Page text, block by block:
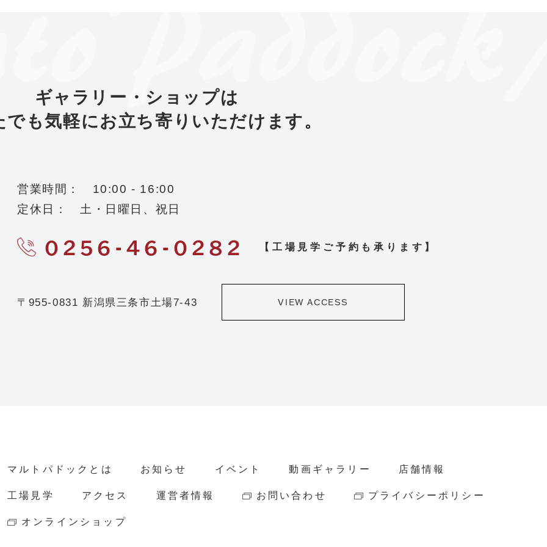
ギャラリー・ショップは
でも気軽にお立ち寄りいただけます。
営業時間： 10:00 - 16:00
定休日： 土・日曜日、祝日
0256-46-0282 【工場見学ご予約も承ります】
〒955-0831 新潟県三条市土場7-43 VIEW ACCESS
マルトパドックとは お知らせ イベント 動画ギャラリー 店舗情報
工場見学 アクセス 運営者情報 お問い合わせ プライバシーポリシー
オンラインショップ